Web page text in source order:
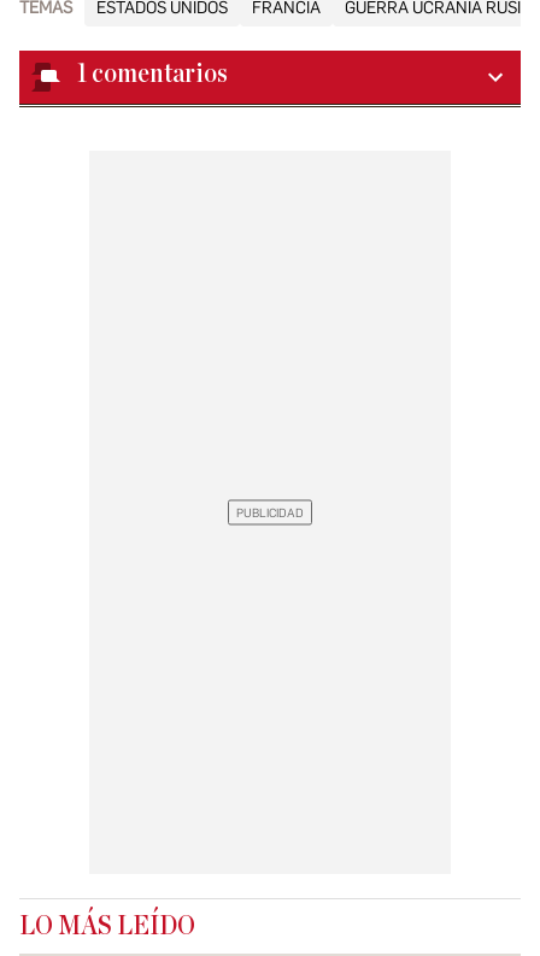
TEMAS ESTADOS UNIDOS FRANCIA GUERRA UCRANIA RUSIA
1 comentarios
LO MÁS LEÍDO